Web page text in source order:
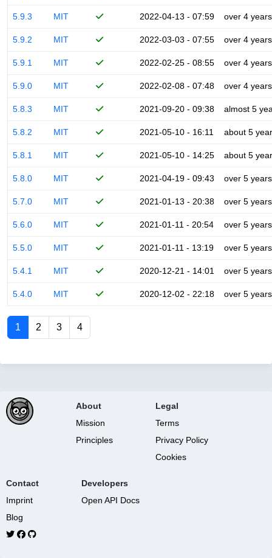
5.9.3 MIT 2022-04-13 - 07:59 over 4 years
5.9.2 MIT 2022-03-03 - 07:55 over 4 years
5.9.1 MIT 2022-02-25 - 08:55 over 4 years
5.9.0 MIT 2022-02-08 - 07:48 over 4 years
5.8.3 MIT 2021-09-20 - 09:38 almost 5
5.8.2 MIT 2021-05-10 - 16:11 about 5
5.8.1 MIT 2021-05-10 - 14:25 about 5
5.8.0 MIT 2021-04-19 - 09:43 over 5 years
5.7.0 MIT 2021-01-13 - 20:38 over 5 years
5.6.0 MIT 2021-01-11 - 20:54 over 5 years
5.5.0 MIT 2021-01-11 - 13:19 over 5 years
5.4.1 MIT 2020-12-21 - 14:01 over 5 years
5.4.0 MIT 2020-12-02 - 22:18 over 5 years
1 2 3 4
About
Mission
Principles
Legal
Terms
Privacy Policy
Cookies
Contact
Imprint
Blog
Developers
Open API Docs